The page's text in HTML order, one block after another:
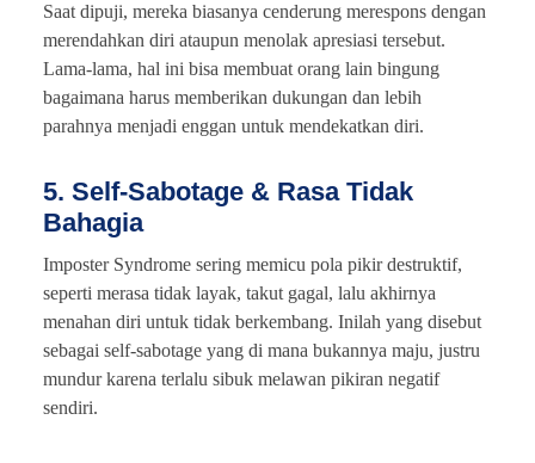
Saat dipuji, mereka biasanya cenderung merespons dengan
merendahkan diri ataupun menolak apresiasi tersebut.
Lama-lama, hal ini bisa membuat orang lain bingung
bagaimana harus memberikan dukungan dan lebih
parahnya menjadi enggan untuk mendekatkan diri.
5. Self-Sabotage & Rasa Tidak
Bahagia
Imposter Syndrome sering memicu pola pikir destruktif,
seperti merasa tidak layak, takut gagal, lalu akhirnya
menahan diri untuk tidak berkembang. Inilah yang disebut
sebagai self-sabotage yang di mana bukannya maju, justru
mundur karena terlalu sibuk melawan pikiran negatif
sendiri.